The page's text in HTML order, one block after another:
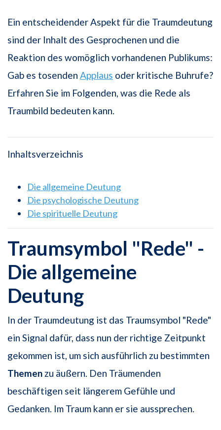
Ein entscheidender Aspekt für die Traumdeutung
sind der Inhalt des Gesprochenen und die
Reaktion des womöglich vorhandenen Publikums:
Gab es tosenden Applaus oder kritische Buhrufe?
Erfahren Sie im Folgenden, was die Rede als
Traumbild bedeuten kann.
Inhaltsverzeichnis
Die allgemeine Deutung
Die psychologische Deutung
Die spirituelle Deutung
Traumsymbol "Rede" -
Die allgemeine
Deutung
In der Traumdeutung ist das Traumsymbol "Rede"
ein Signal dafür, dass nun der richtige Zeitpunkt
gekommen ist, um sich ausführlich zu bestimmten
Themen zu äußern. Den Träumenden
beschäftigen seit längerem Gefühle und
Gedanken. Im Traum kann er sie aussprechen.